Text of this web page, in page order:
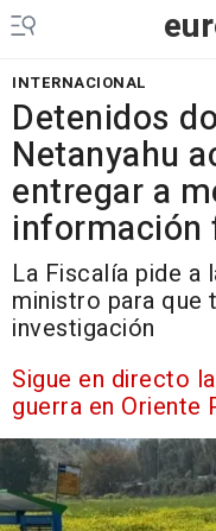
INTERNACIONAL
Detenidos
Netanyahu
entregar a
información
La Fiscalía pide a
ministro para que
investigación
Sigue en directo
guerra en Oriente